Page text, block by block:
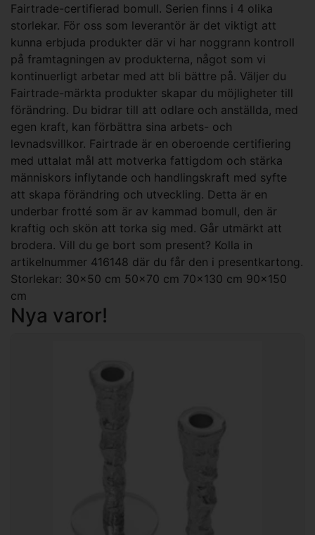
Fairtrade-certifierad bomull. Serien finns i 4 olika
storlekar. För oss som leverantör är det viktigt att
kunna erbjuda produkter där vi har noggrann kontroll
på framtagningen av produkterna, något som vi
kontinuerligt arbetar med att bli bättre på. Väljer du
Fairtrade-märkta produkter skapar du möjligheter till
förändring. Du bidrar till att odlare och anställda, med
egen kraft, kan förbättra sina arbets- och
levnadsvillkor. Fairtrade är en oberoende certifiering
med uttalat mål att motverka fattigdom och stärka
människors inflytande och handlingskraft med syfte
att skapa förändring och utveckling. Detta är en
underbar frotté som är av kammad bomull, den är
kraftig och skön att torka sig med. Går utmärkt att
brodera. Vill du ge bort som present? Kolla in
artikelnummer 416148 där du får den i presentkartong.
Storlekar: 30x50 cm 50x70 cm 70x130 cm 90x150
cm
Nya varor!